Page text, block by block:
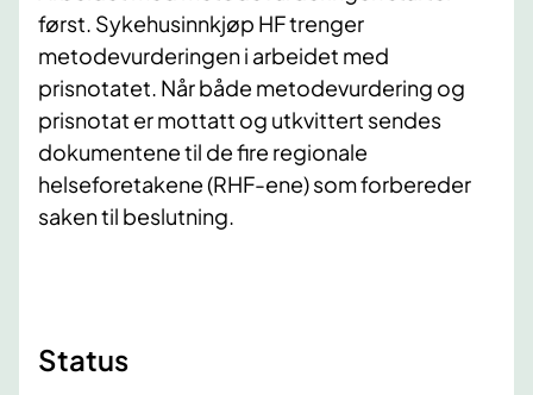
først. Sykehusinnkjøp HF trenger
metodevurderingen i arbeidet med
prisnotatet. Når både metodevurdering og
prisnotat er mottatt og utkvittert sendes
dokumentene til de fire regionale
helseforetakene (RHF-ene) som forbereder
saken til beslutning.
​Status